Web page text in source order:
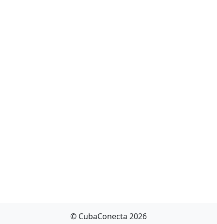
© CubaConecta 2026